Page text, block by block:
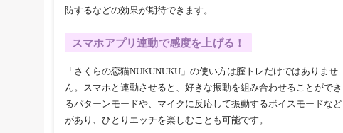
防するなどの効果が期待できます。
スマホアプリ連動で感度を上げる！
「さくらの恋猫NUKUNUKU」の使い方は膣トレだけではありませ
ん。スマホと連動させると、好きな振動を組み合わせることができ
るパターンモードや、マイクに反応して振動するボイスモードなど
があり、ひとりエッチを楽しむことも可能です。